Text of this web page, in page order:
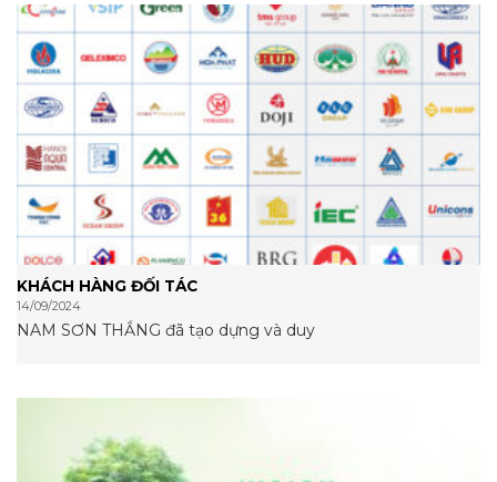
KHÁCH HÀNG ĐỐI TÁC
14/09/2024
NAM SƠN THẮNG đã tạo dựng và duy